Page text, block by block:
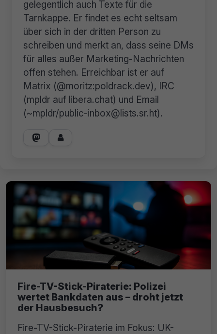
gelegentlich auch Texte für die
Tarnkappe. Er findet es echt seltsam
über sich in der dritten Person zu
schreiben und merkt an, dass seine DMs
für alles außer Marketing-Nachrichten
offen stehen. Erreichbar ist er auf
Matrix (@moritz:poldrack.dev), IRC
(mpldr auf libera.chat) und Email
(~mpldr/public-inbox@lists.sr.ht).
 
Fire-TV-Stick-Piraterie: Polizei
wertet Bankdaten aus – droht jetzt
der Hausbesuch?
Fire-TV-Stick-Piraterie im Fokus: UK-